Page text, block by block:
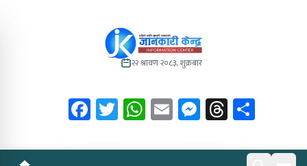
२२ श्रावण २०८३, शुक्रबार
Facebook
Twitter
WhatsApp
EmailMessenger
Threads